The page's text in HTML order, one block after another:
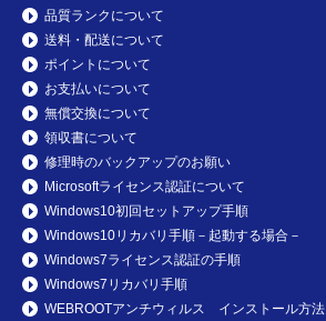
品質ランクについて
送料・配送について
ポイントについて
お支払いについて
無償交換について
領収書について
修理時のバックアップのお願い
Microsoftライセンス認証について
Windows10初回セットアップ手順
Windows10リカバリ手順－起動する場合－
Windows7ライセンス認証の手順
Windows7リカバリ手順
WEBROOTアンチウィルス インストール方法